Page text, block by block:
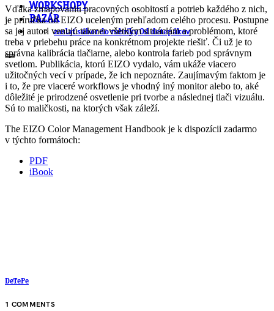
WORKSHOPY
BAZÁR
zaslať súbor do rubriky Od detepákov
Vďaka zmapovaniu pracovných osobitostí a potrieb každého z nich,
je príručka od EIZO uceleným prehľadom celého procesu. Postupne
sa jej autori venujú takmer všetkým situáciám a problémom, ktoré
treba v priebehu práce na konkrétnom projekte riešiť. Či už je to
správna kalibrácia tlačiarne, alebo kontrola farieb pod správnym
svetlom. Publikácia, ktorú EIZO vydalo, vám ukáže viacero
užitočných vecí v prípade, že ich nepoznáte. Zaujímavým faktom je
i to, že pre viaceré workflows je vhodný iný monitor alebo to, aké
dôležité je prirodzené osvetlenie pri tvorbe a následnej tlači vizuálu.
Sú to maličkosti, na ktorých však záleží.
The EIZO Color Management Handbook je k dispozícii zadarmo
v týchto formátoch:
PDF
iBook
DeTePe
1 COMMENTS